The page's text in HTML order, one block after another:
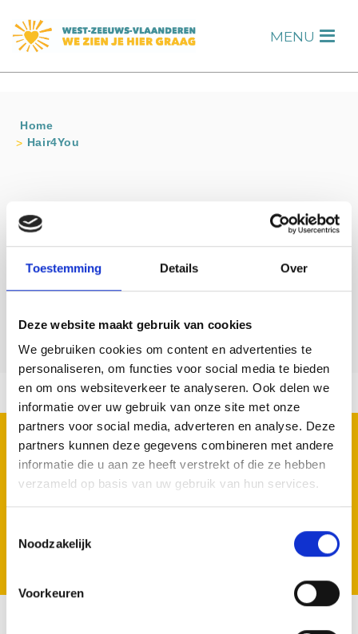
Toestemming Details Over
Deze website maakt gebruik van cookies
We gebruiken cookies om content en advertenties te
personaliseren, om functies voor social media te bieden
en om ons websiteverkeer te analyseren. Ook delen we
informatie over uw gebruik van onze site met onze
partners voor social media, adverteren en analyse. Deze
partners kunnen deze gegevens combineren met andere
informatie die u aan ze heeft verstrekt of die ze hebben
verzameld op basis van uw gebruik van hun services.
Noodzakelijk
Voorkeuren
MENU H
Home
Hair4You
Hair4You
0117-452642
Bezoek website
REGISTRIEREN SIE SICH FÜR UNSERE
NEWSLETTER
Geen zorgen we spammen niet.